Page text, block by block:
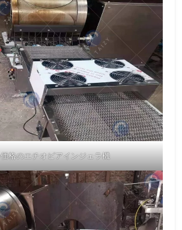
格のエチオピアインジェラ機